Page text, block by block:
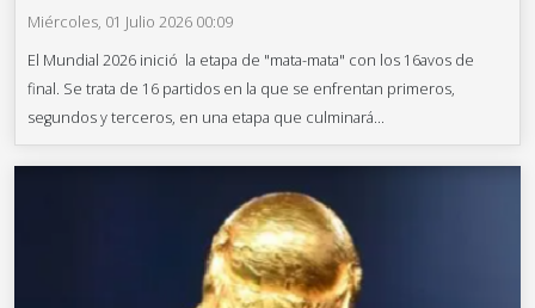
Miércoles, 01 Julio 2026 00:09
El Mundial 2026 inició la etapa de "mata-mata" con los 16avos de
final. Se trata de 16 partidos en la que se enfrentan primeros,
segundos y terceros, en una etapa que culminará...